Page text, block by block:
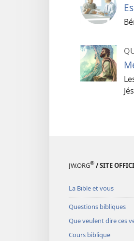
JW.ORG® / SITE
La Bible et vous
Questions bibliques
Que veulent dire ces
Cours biblique